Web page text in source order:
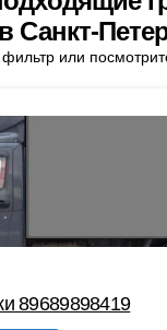
Санкт-
или
89689898419